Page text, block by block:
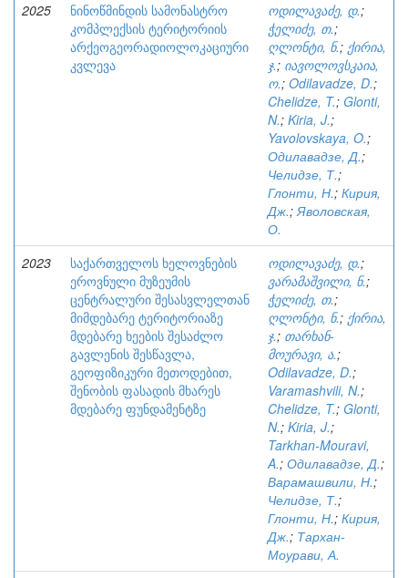
2025
ნინოწმინდის სამონასტრო
კომპლექსის ტერიტორიის
არქეოგეორადიოლოკაციური
კვლევა
ოდილავაძე, დ.;
ჭელიძე, თ.;
ღლონტი, ნ.; ქირია,
ჯ.; იავოლოვსკაია,
ო.; Odilavadze, D.;
Chelidze, T.; Glonti,
N.; Kiria, J.;
Yavolovskaya, O.;
Одилавадзе, Д.;
Челидзе, Т.;
Глонти, Н.; Кирия,
Дж.;Яволовская,
О.
2023
საქართველოს ხელოვნების
ეროვნული მუზეუმის
ცენტრალური შესასვლელთან
მიმდებარე ტერიტორიაზე
მდებარე ხეების შესაძლო
გავლენის შესწავლა,
გეოფიზიკური მეთოდებით,
შენობის ფასადის მხარეს
მდებარე ფუნდამენტზე
ოდილავაძე, დ.;
ვარამაშვილი, ნ.;
ჭელიძე, თ.;
ღლონტი, ნ.; ქირია,
ჯ.; თარხან-
მოურავი, ა.;
Odilavadze, D.;
Varamashvili, N.;
Chelidze, T.; Glonti,
N.; Kiria, J.;
Tarkhan-Mouravi,
A.; Одилавадзе, Д.;
Варамашвили, Н.;
Челидзе, Т.;
Глонти, Н.; Кирия,
Дж.; Тархан-
Моурави, А.